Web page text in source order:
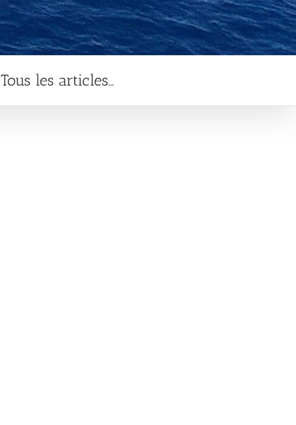
Tous les articles…